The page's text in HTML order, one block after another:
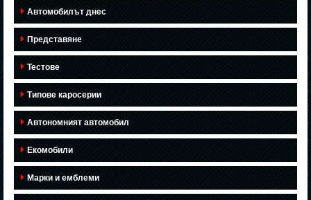
Автомобилът днес
Представяне
Тестове
Типове каросерии
Автономният автомобил
Екомобили
Марки и емблеми